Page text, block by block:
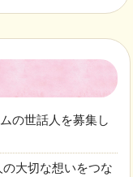
の世話人を募集し
大切な想いをつな